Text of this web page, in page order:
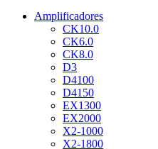
Amplificadores
CK10.0
CK6.0
CK8.0
D3
D4100
D4150
EX1300
EX2000
X2-1000
X2-1800